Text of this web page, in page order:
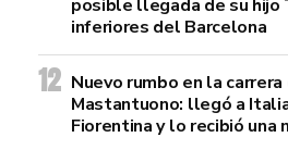
posible llegada de su hijo
inferiores del Barcelona
Nuevo rumbo en la carrera
Mastantuono: llegó a
Fiorentina y lo recibió una